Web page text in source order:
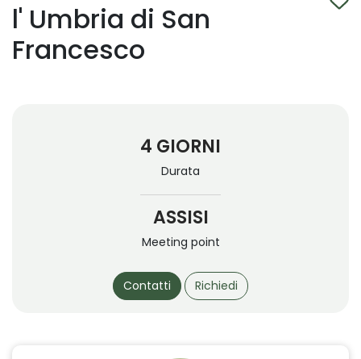
l' Umbria di San
Francesco
4 GIORNI
Durata
ASSISI
Meeting point
Contatti Richiedi